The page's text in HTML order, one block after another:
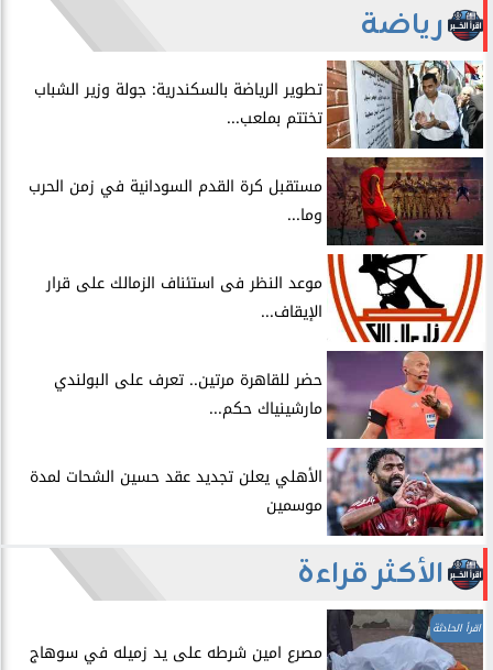
رياضة
​تطوير الرياضة بالسكندرية: جولة وزير الشباب
تختتم بملعب...
مستقبل كرة القدم السودانية في زمن الحرب
وما...
موعد النظر فى استئناف الزمالك على قرار
الإيقاف...
حضر للقاهرة مرتين.. تعرف على البولندي
مارشينياك حكم...
الأهلي يعلن تجديد عقد حسين الشحات لمدة
موسمين
الأكثر قراءة
اقرأ الحادثة
مصرع امين شرطه على يد زميله في سوهاج